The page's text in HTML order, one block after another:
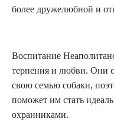
более дружелюбной и
Воспитание
терпения и любви. Они
свою семью собаки,
поможет им стать
охранниками.